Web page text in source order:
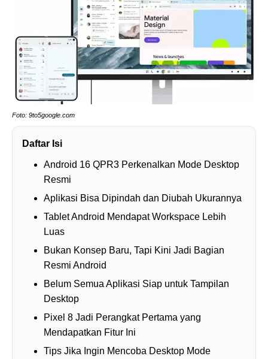
Foto: 9to5google.com
Daftar Isi
Android 16 QPR3 Perkenalkan Mode Desktop
Resmi
Aplikasi Bisa Dipindah dan Diubah Ukurannya
Tablet Android Mendapat Workspace Lebih
Luas
Bukan Konsep Baru, Tapi Kini Jadi Bagian
Resmi Android
Belum Semua Aplikasi Siap untuk Tampilan
Desktop
Pixel 8 Jadi Perangkat Pertama yang
Mendapatkan Fitur Ini
Tips Jika Ingin Mencoba Desktop Mode